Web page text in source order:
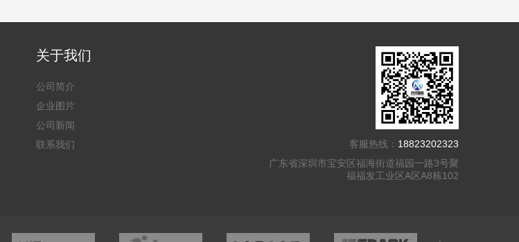
关于我们
公司简介
企业图片
公司新闻
联系我们
客服热线： 18823202323
广东省深圳市宝安区福海街道福园一路3号聚
福福发工业区A区A8栋102